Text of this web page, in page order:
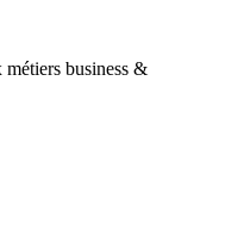
business &